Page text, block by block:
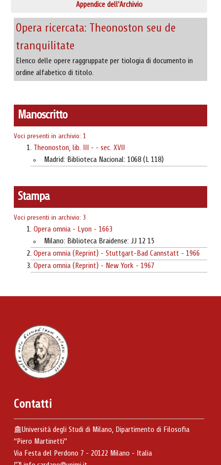
Appendice dell'Archivio
Opera ricercata: Theonoston seu de
tranquilitate
Elenco delle opere raggruppate per tiologia di documento in
ordine alfabetico di titolo.
Manoscritto
Voci presenti in archivio: 1
Theonoston, lib. III - - sec. XVII
Madrid: Biblioteca Nacional: 1068 (L 118)
Stampa
Voci presenti in archivio: 3
Opera omnia - Lyon - 1663
Milano: Biblioteca Braidense: JJ 12 15
Opera omnia (Reprint) - Stuttgart-Bad Cannstatt - 1966
Opera omnia (Reprint) - New York - 1967
Contatti
Università degli Studi di Milano, Dipartimento di Filosofia
“Piero Martinetti”
Via Festa del Perdono 7 - 20122 Milano - Italia